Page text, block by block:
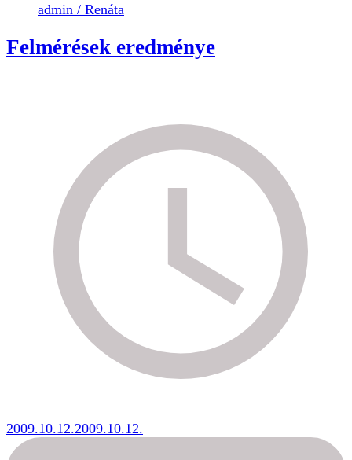
admin / Renáta
Felmérések eredménye
2009.10.12.2009.10.12.